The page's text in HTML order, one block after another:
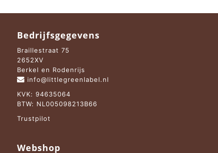
Bedrijfsgegevens
Braillestraat 75
2652XV
Berkel en Rodenrijs
info@littlegreenlabel.nl
KVK: 94635064
BTW: NL005098213B66
Trustpilot
Webshop